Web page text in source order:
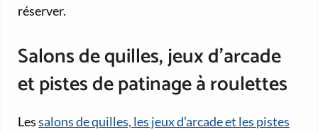
réserver.
Salons de quilles, jeux d’arcade
et pistes de patinage à roulettes
Lessalons de quilles, les jeux d’arcade et les pistes